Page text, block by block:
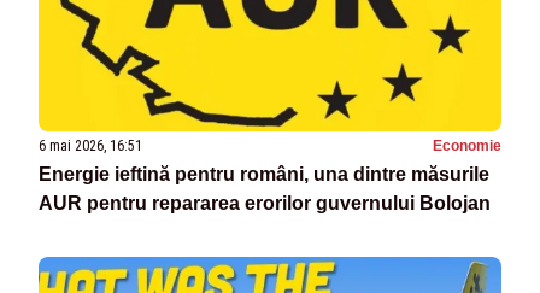
6 mai 2026, 16:51 Economie
Energie ieftină pentru români, una dintre măsurile
AUR pentru repararea erorilor guvernului Bolojan